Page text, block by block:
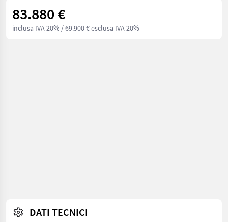
83.880 €
inclusa IVA 20% / 69.900 € esclusa IVA 20%
DATI TECNICI